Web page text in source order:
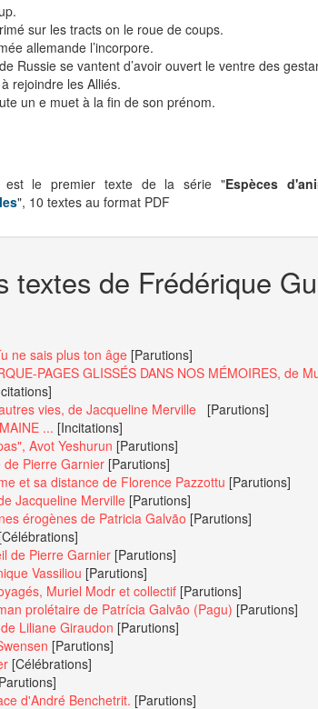
sur les tracts on le roue de coups.
allemande l’incorpore.
Russie se vantent d’avoir ouvert le ventre des
rejoindre les Alliés.
un e muet à la fin de son prénom.
le premier texte de la série "Espèces
", 10 textes au format PDF
textes de Frédérique
ne sais plus ton âge [Parutions]
PAGES GLISSÉS DANS NOS MÉMOIRES, de
vies, de Jacqueline Merville
[Parutions]
... [Incitations]
Avot Yeshurun [Parutions]
Pierre Garnier [Parutions]
et sa distance de Florence Pazzottu [Parutions]
Jacqueline Merville [Parutions]
érogènes de Patricia Galvão [Parutions]
[Célébrations]
de Pierre Garnier [Parutions]
Vassiliou [Parutions]
Muriel Modr et collectif [Parutions]
prolétaire de Patrícia Galvão (Pagu) [Parutions]
Liliane Giraudon [Parutions]
[Parutions]
[Célébrations]
d'André Benchetrit. [Parutions]